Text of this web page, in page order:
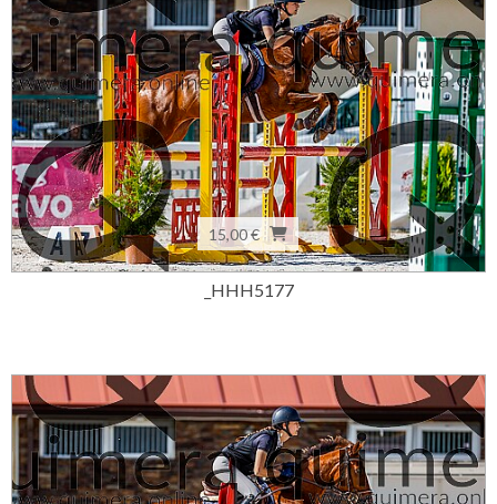
15,00 €
_HHH5177